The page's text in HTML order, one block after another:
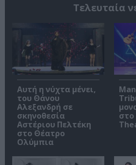
Τελευταία
Αυτή η νύχτα μένει,
του Θάνου
Αλεξανδρή σε
σκηνοθεσία
Αστέριου Πελτέκη
στο Θέατρο
Ολύμπια